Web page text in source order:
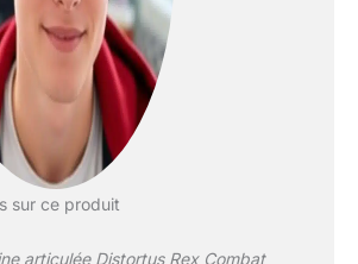
ses actions
d’attaque ! Attaque
imparable !
Manipulez la queue
de haut en bas
pour déclencher le
claquement de
rugissement !
sur ce produit
articulée Distortus Rex Combat